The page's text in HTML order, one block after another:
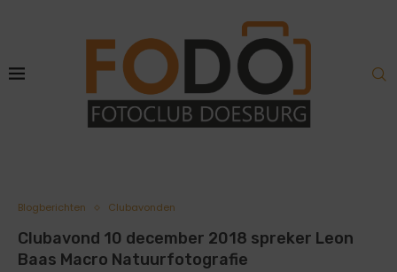
Blogberichten Clubavonden
Clubavond 10 december 2018 spreker Leon
Baas Macro Natuurfotografie